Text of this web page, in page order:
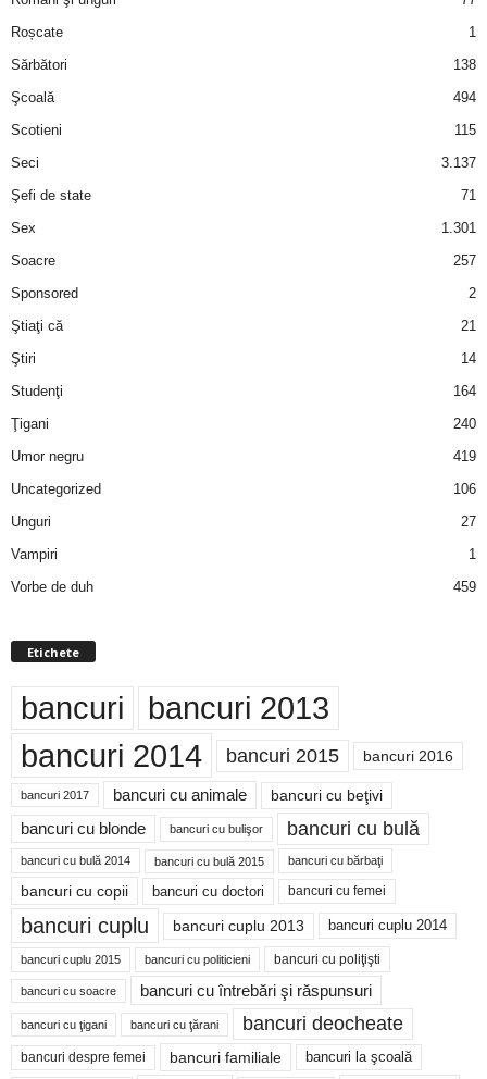
Roșcate
1
Sărbători
138
Şcoală
494
Scotieni
115
Seci
3.137
Şefi de state
71
Sex
1.301
Soacre
257
Sponsored
2
Ştiaţi că
21
Ştiri
14
Studenţi
164
Ţigani
240
Umor negru
419
Uncategorized
106
Unguri
27
Vampiri
1
Vorbe de duh
459
Etichete
bancuri bancuri 2013
bancuri 2014 bancuri 2015 bancuri 2016
bancuri 2017 bancuri cu animale bancuri cu beţivi
bancuri cu blonde bancuri cu bulişor bancuri cu bulă
bancuri cu bulă 2014 bancuri cu bulă 2015 bancuri cu bărbaţi
bancuri cu copii bancuri cu doctori bancuri cu femei
bancuri cuplu bancuri cuplu 2013 bancuri cuplu 2014
bancuri cuplu 2015 bancuri cu politicieni bancuri cu poliţişti
bancuri cu soacre bancuri cu întrebări şi răspunsuri
bancuri cu ţigani bancuri cu ţărani bancuri deocheate
bancuri despre femei bancuri familiale bancuri la şcoală